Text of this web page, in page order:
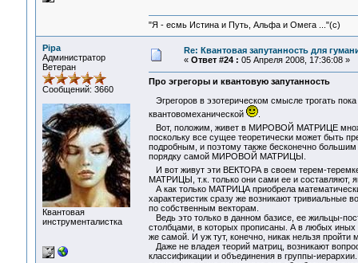
"Я - есмь Истина и Путь, Альфа и Омега ..."(с)
Pipa
Администратор
Ветеран
Сообщений: 3660
Квантовая
инструменталистка
Re: Квантовая запутанность для
« Ответ #24 : 05 Апреля 2008, 17:36:08 »
Про эгрегоры и квантовую запутанность
Эгрегоров в эзотерическом смысле трогать
квантовомеханической
.
Вот, положим, живет в МИРОВОЙ МАТРИЦЕ
поскольку все сущее теоретически может быть
подробным, и поэтому также бесконечно
порядку самой МИРОВОЙ МАТРИЦЫ.
И вот живут эти ВЕКТОРА в своем терем-
МАТРИЦЫ, т.к. только они сами ее и составляют,
А как только МАТРИЦА приобрела
характеристик сразу же возникают тривиальные
по собственным векторам.
Ведь это только в данном базисе, ее жильцы-
столбцами, в которых прописаны. А в любых иных
же самой. И уж тут, конечно, никак нельзя пройти
Даже не владея теорий матриц, возникают
классификации и объединения в группы-